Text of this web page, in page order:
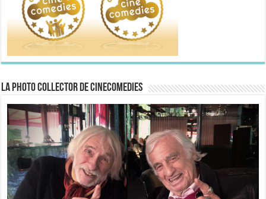
La Photo collector de CineComedies